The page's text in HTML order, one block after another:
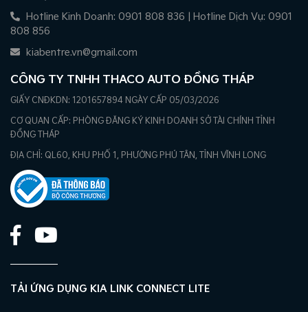
Hotline Kinh Doanh: 0901 808 836 | Hotline Dịch Vụ: 0901
808 856
kiabentre.vn@gmail.com
CÔNG TY TNHH THACO AUTO ĐỒNG THÁP
GIẤY CNĐKDN: 1201657894 NGÀY CẤP 05/03/2026
CƠ QUAN CẤP: PHÒNG ĐĂNG KÝ KINH DOANH SỞ TÀI CHÍNH TỈNH
ĐỒNG THÁP
ĐỊA CHỈ: QL60, KHU PHỐ 1, PHƯỜNG PHÚ TÂN, TỈNH VĨNH LONG
TẢI ỨNG DỤNG KIA LINK CONNECT LITE